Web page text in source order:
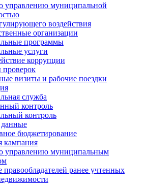
управлению муниципальной
воздействия
организации
программы
услуги
коррупции
проверок
визиты и рабочие поездки
служба
контроль
контроль
бюджетирование
кампания
управлению муниципальным
ранее учтенных